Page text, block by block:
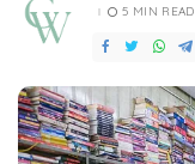
5 MIN READ